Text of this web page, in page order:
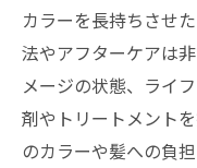
カラーを長持ちさせ
法やアフターケアは
メージの状態、ライ
剤やトリートメント
のカラーや髪への負